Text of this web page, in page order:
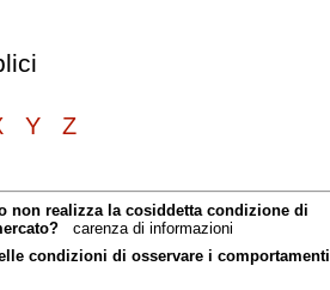
Y Z
non realizza la cosiddetta condizione di
carenza di informazioni
condizioni di osservare i comportamenti